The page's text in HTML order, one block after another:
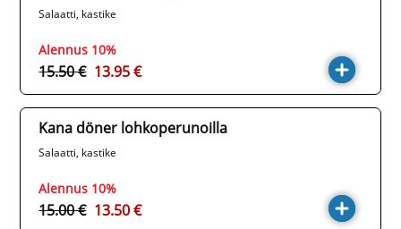
Salaatti, kastike
Alennus 10%
15.50 € 13.95 €
Kana döner lohkoperunoilla
Salaatti, kastike
Alennus 10%
15.00 € 13.50 €